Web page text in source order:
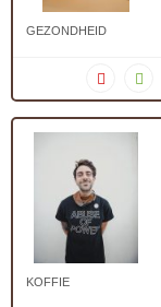
GEZONDHEID
KOFFIE